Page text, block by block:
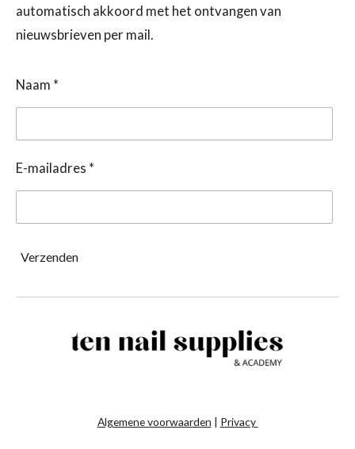
automatisch akkoord met het ontvangen van
nieuwsbrieven per mail.
Naam *
E-mailadres *
Verzenden
Algemene voorwaarden | Privacy